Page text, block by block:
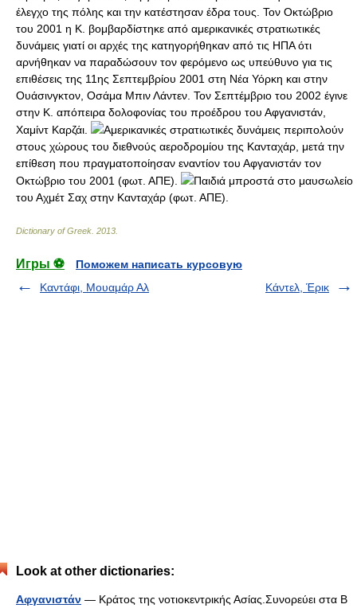
έλεγχο της πόλης και την κατέστησαν έδρα τους. Τον Οκτώβριο
του 2001 η Κ. βομβαρδίστηκε από αμερικανικές στρατιωτικές
δυνάμεις γιατί οι αρχές της κατηγορήθηκαν από τις ΗΠΑ ότι
αρνήθηκαν να παραδώσουν τον φερόμενο ως υπεύθυνο για τις
επιθέσεις της 11ης Σεπτεμβρίου 2001 στη Νέα Υόρκη και στην
Ουάσινγκτον, Οσάμα Μπιν Λάντεν. Τον Σεπτέμβριο του 2002 έγινε
στην Κ. απόπειρα δολοφονίας του προέδρου του Αφγανιστάν,
Χαμίντ Καρζάι.
Αμερικανικές στρατιωτικές δυνάμεις περιπολούν
στους χώρους του διεθνούς αεροδρομίου της Κανταχάρ, μετά την
επίθεση που πραγματοποίησαν εναντίον του Αφγανιστάν τον
Οκτώβριο του 2001 (φωτ. ΑΠΕ).
Παιδιά μπροστά στο μαυσωλείο
του Αχμέτ Σαχ στην Κανταχάρ (φωτ. ΑΠΕ).
Dictionary of Greek 2013
Игры ⚽
Поможем написать курсовую
Καντάφι, Μουαμάρ Αλ
Κάντελ, Έρικ
Look at other dictionaries:
Αφγανιστάν — Κράτος της νοτιοκεντρικής Ασίας.Συνορεύει στα Β